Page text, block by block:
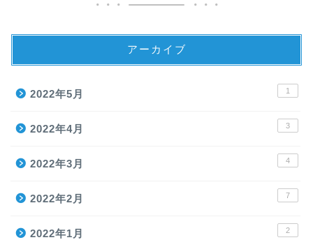
アーカイブ
2022年5月 1
2022年4月 3
2022年3月 4
2022年2月 7
2022年1月 2